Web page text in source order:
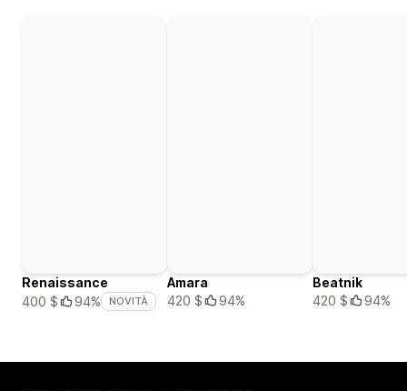
Renaissance
400 $
94% NOVITÀ
Amara
420 $
94%
Beatnik
420 $
94%